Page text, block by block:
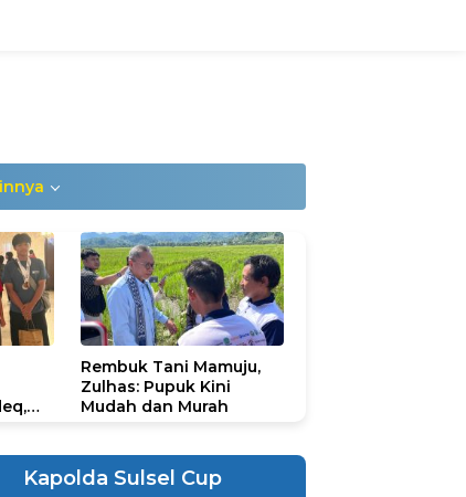
Rembuk Tani Mamuju,
Zulhas: Pupuk Kini
Mudah dan Murah
Kapolda Sulsel Cup